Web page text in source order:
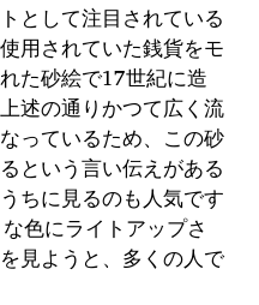
として注目されている
用されていた銭貨をモ
た砂絵で17世紀に造
述の通りかつて広く流
っているため、この砂
という言い伝えがある
ちに見るのも人気です
色にライトアップさ
見ようと、多くの人で